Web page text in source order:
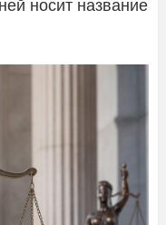
носит название